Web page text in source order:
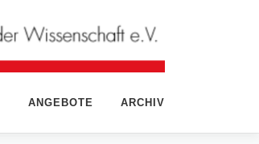
ANGEBOTE ARCHIV